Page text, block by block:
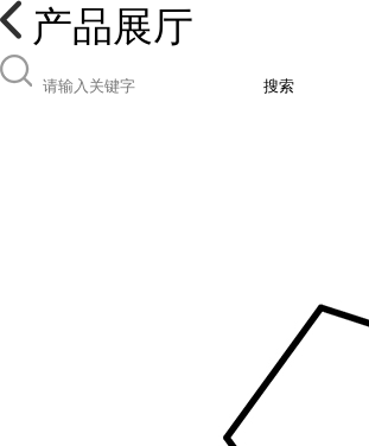
产品展厅
搜索